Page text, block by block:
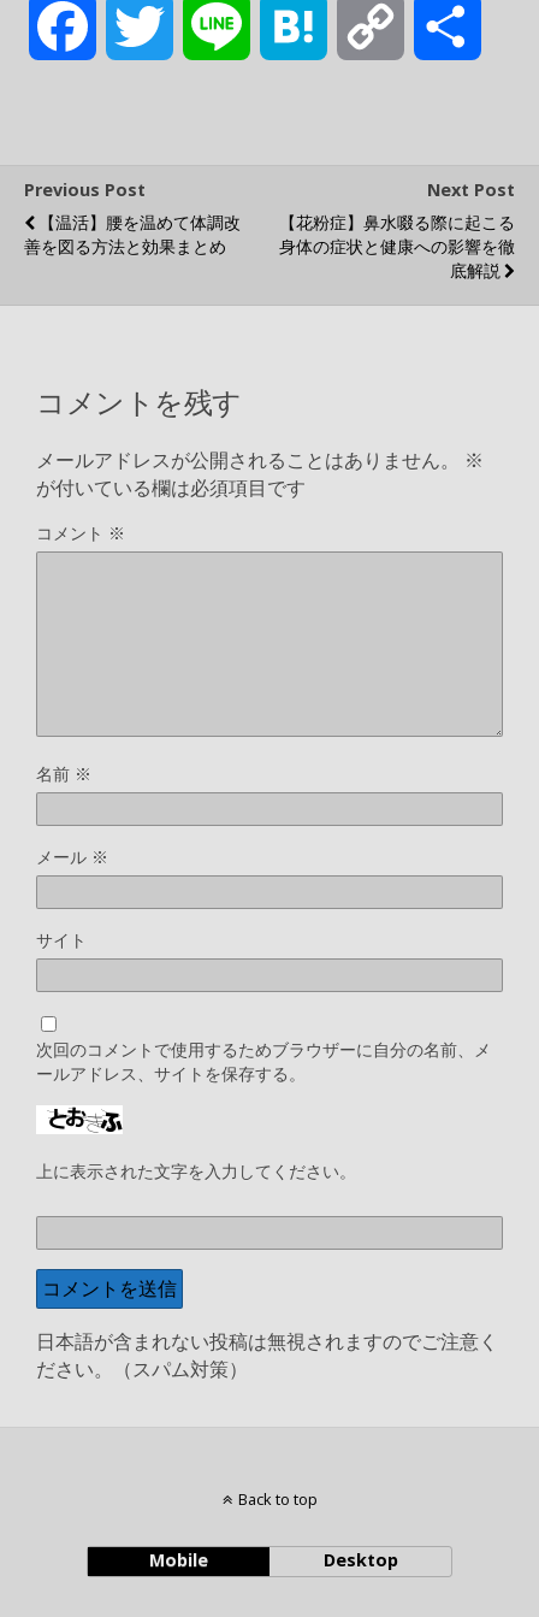
e
k
t e y
Previous Post
【温活】腰を温めて体調改
善を図る方法と効果まとめ
Next Post
【花粉症】鼻水啜る際に起こる
身体の症状と健康への影響を徹
底解説
コメントを残す
メールアドレスが公開されることはありません。
※
が付いている欄は必須項目です
コメント ※
名前 ※
メール ※
サイト
次回のコメントで使用するためブラウザーに自分の名前、メ
ールアドレス、サイトを保存する。
上に表示された文字を入力してください。
日本語が含まれない投稿は無視されますのでご注意く
ださい。（スパム対策）
Back to top
Mobile Desktop